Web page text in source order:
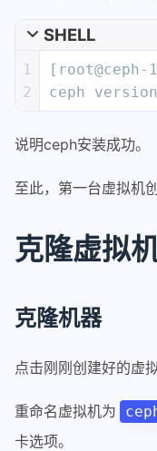
SHELL
1
2
ceph
说明ceph安装成功。
至此，第一台虚拟机
克隆虚拟
克隆机器
点击刚刚创建好的虚
重命名虚拟机为
卡选项。